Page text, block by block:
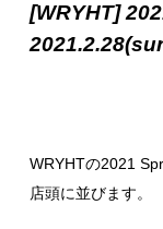
[WRYHT]
WRYHTの2021
店頭に並びます。